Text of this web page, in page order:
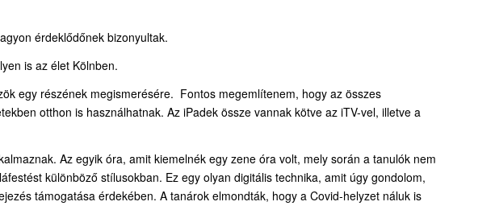
érdeklődőnek bizonyultak.
is az élet Kölnben.
egy részének megismerésére. Fontos megemlítenem, hogy az összes
otthon is használhatnak. Az iPadek össze vannak kötve az iTV-vel, illetve a
Az egyik óra, amit kiemelnék egy zene óra volt, mely során a tanulók nem
különböző stílusokban. Ez egy olyan digitális technika, amit úgy gondolom,
támogatása érdekében. A tanárok elmondták, hogy a Covid-helyzet náluk is